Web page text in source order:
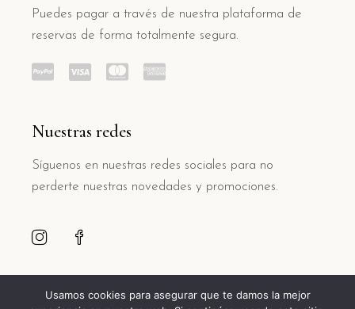
Puedes pagar a través de nuestra plataforma de
reservas de forma totalmente segura.
Nuestras redes
Síguenos en nuestras redes sociales para no
perderte nuestras novedades y promociones.
Usamos cookies para asegurar que te damos la mejor